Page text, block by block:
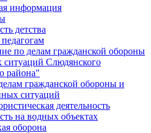
информация
детства
по делам гражданской обороны
ситуаций Слюдянского
района"
гражданской обороны и
ситуаций
деятельность
на водных объектах
оборона